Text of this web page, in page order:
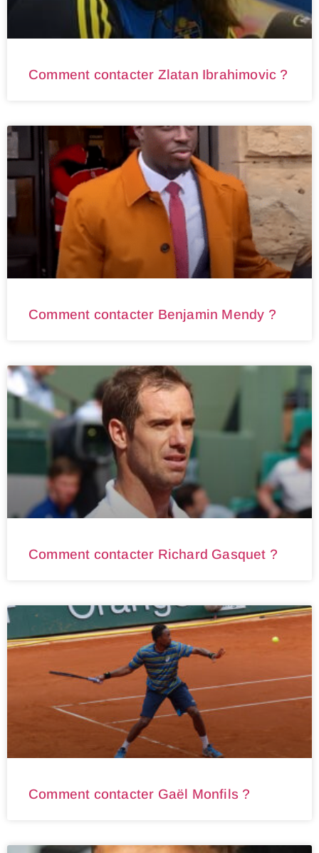
Comment contacter Zlatan Ibrahimovic ?
Comment contacter Benjamin Mendy ?
Comment contacter Richard Gasquet ?
Comment contacter Gaël Monfils ?